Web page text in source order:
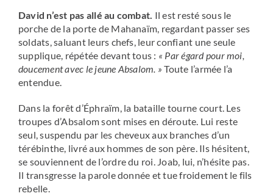
David n’est pas allé au combat. Il est resté sous le
porche de la porte de Mahanaïm, regardant passer ses
soldats, saluant leurs chefs, leur confiant une seule
supplique, répétée devant tous : « Par égard pour moi,
doucement avec le jeune Absalom. » Toute l’armée l’a
entendue.
Dans la forêt d’Éphraïm, la bataille tourne court. Les
troupes d’Absalom sont mises en déroute. Lui reste
seul, suspendu par les cheveux aux branches d’un
térébinthe, livré aux hommes de son père. Ils hésitent,
se souviennent de l’ordre du roi. Joab, lui, n’hésite pas.
Il transgresse la parole donnée et tue froidement le fils
rebelle.